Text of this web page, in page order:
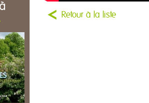
Retour à la liste